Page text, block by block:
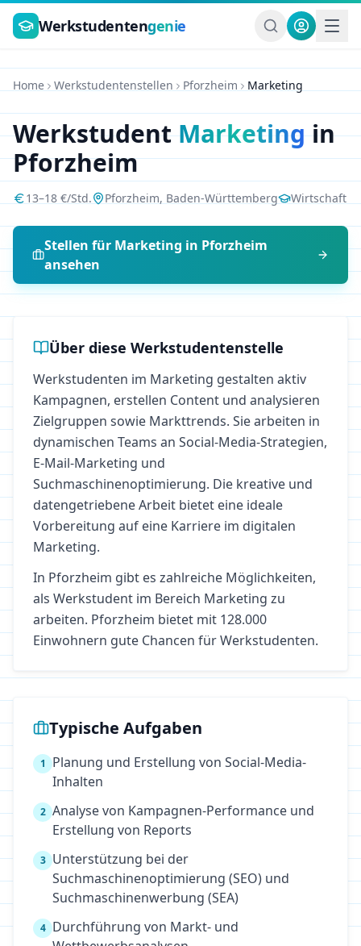
Zum Hauptinhalt springen
Werkstudentengenie
Home Werkstudentenstellen Pforzheim Marketing
WerkstudentMarketingin
Pforzheim
13–18 €/Std. Pforzheim, Baden-Württemberg Wirtschaft
Stellen für Marketing in Pforzheim
ansehen
Über diese Werkstudentenstelle
Werkstudenten im Marketing gestalten aktiv
Kampagnen, erstellen Content und analysieren
Zielgruppen sowie Markttrends. Sie arbeiten in
dynamischen Teams an Social-Media-Strategien,
E-Mail-Marketing und
Suchmaschinenoptimierung. Die kreative und
datengetriebene Arbeit bietet eine ideale
Vorbereitung auf eine Karriere im digitalen
Marketing.
In Pforzheim gibt es zahlreiche Möglichkeiten,
als Werkstudent im Bereich Marketing zu
arbeiten. Pforzheim bietet mit 128.000
Einwohnern gute Chancen für Werkstudenten.
Typische Aufgaben
1
Planung und Erstellung von Social-Media-
Inhalten
2 Analyse von Kampagnen-Performance und
Erstellung von Reports
3 Unterstützung bei der
Suchmaschinenoptimierung (SEO) und
Suchmaschinenwerbung (SEA)
4 Durchführung von Markt- und